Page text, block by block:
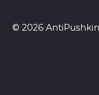
© 2026